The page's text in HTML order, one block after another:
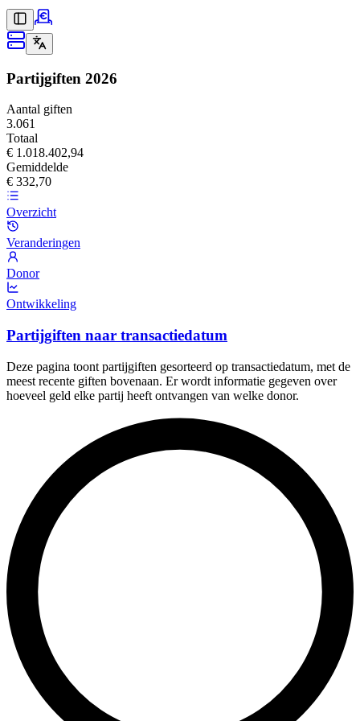
Partijgiften 2026
Aantal giften
3.061
Totaal
€ 1.018.402,94
Gemiddelde
€ 332,70
Overzicht
Veranderingen
Donor
Ontwikkeling
Partijgiften naar transactiedatum
Deze pagina toont partijgiften gesorteerd op transactiedatum, met de
meest recente giften bovenaan. Er wordt informatie gegeven over
hoeveel geld elke partij heeft ontvangen van welke donor.